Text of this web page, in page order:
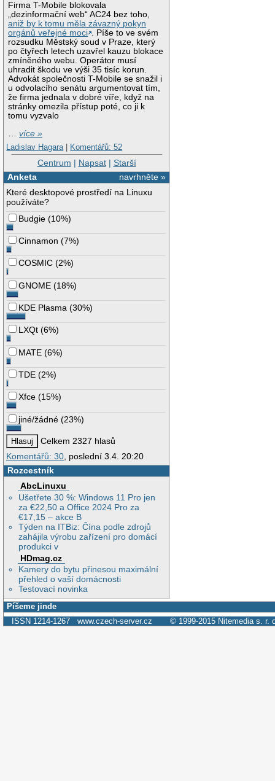
Firma T-Mobile blokovala
„dezinformační web“ AC24 bez toho,
aniž by k tomu měla závazný pokyn
orgánů veřejné moci . Píše to ve svém
rozsudku Městský soud v Praze, který
po čtyřech letech uzavřel kauzu blokace
zmíněného webu. Operátor musí
uhradit škodu ve výši 35 tisíc korun.
Advokát společnosti T-Mobile se snažil i
u odvolacího senátu argumentovat tím,
že firma jednala v dobré víře, když na
stránky omezila přístup poté, co ji k
tomu vyzvalo
…více »
Ladislav Hagara | Komentářů: 52
Centrum | Napsat| Starší
navrhněte »
Anketa
Které desktopové prostředí na Linuxu
používáte?
Budgie (10%)
Cinnamon (7%)
COSMIC (2%)
GNOME (18%)
KDE Plasma (30%)
LXQt (6%)
MATE (6%)
TDE (2%)
Xfce (15%)
jiné/žádné (23%)
Celkem 2327 hlasů
Komentářů: 30, poslední 3.4. 20:20
Rozcestník
AbcLinuxu
Ušetřete 30 %: Windows 11 Pro jen
za €22,50 a Office 2024 Pro za
€17,15 – akce B
Týden na ITBiz: Čína podle zdrojů
zahájila výrobu zařízení pro domácí
produkci v
HDmag.cz
Kamery do bytu přinesou maximální
přehled o vaší domácnosti
Testovací novinka
Píšeme jinde
ISSN 1214-1267 www.czech-server.cz © 1999-2015 Nitemedia s. r.